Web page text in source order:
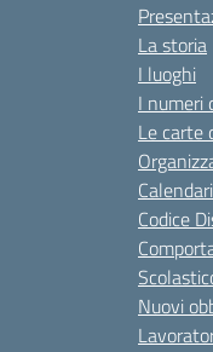
La storia
I luoghi
I numeri
Le carte
Codice
Nuovi